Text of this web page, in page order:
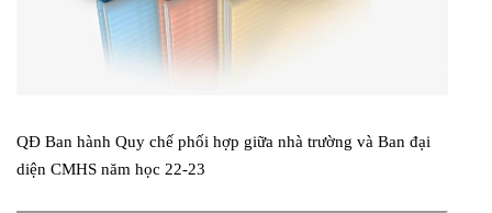
QĐ Ban hành Quy chế phối hợp giữa nhà trường và Ban đại
diện CMHS năm học 22-23